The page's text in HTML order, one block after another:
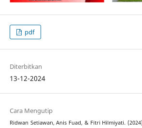
pdf
Diterbitkan
13-12-2024
Cara Mengutip
Ridwan Setiawan, Anis Fuad, & Fitri Hilmiyati.